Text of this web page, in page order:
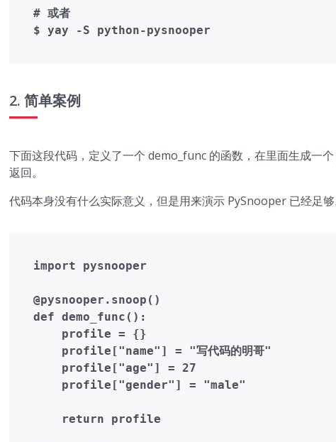
# 或者
2. 简单案例
下面这段代码，定义了一个 demo_func 的函数，在里面生成一
返回。
代码本身没有什么实际意义，但是用来演示 PySnooper 已经足够
import pysnooper
@pysnooper.snoop()
def demo_func():
    profile = {}
    profile["name"] = "写代码的明哥"
    profile["age"] = 27
    profile["gender"] = "male"
    return profile